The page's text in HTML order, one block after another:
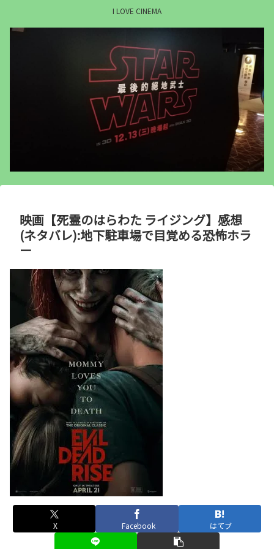
I LOVE CINEMA
映画【死霊のはらわた ライジング】感想
(ネタバレ):地下駐車場で目覚める恐怖ホラ
ー
X Facebook はてブ